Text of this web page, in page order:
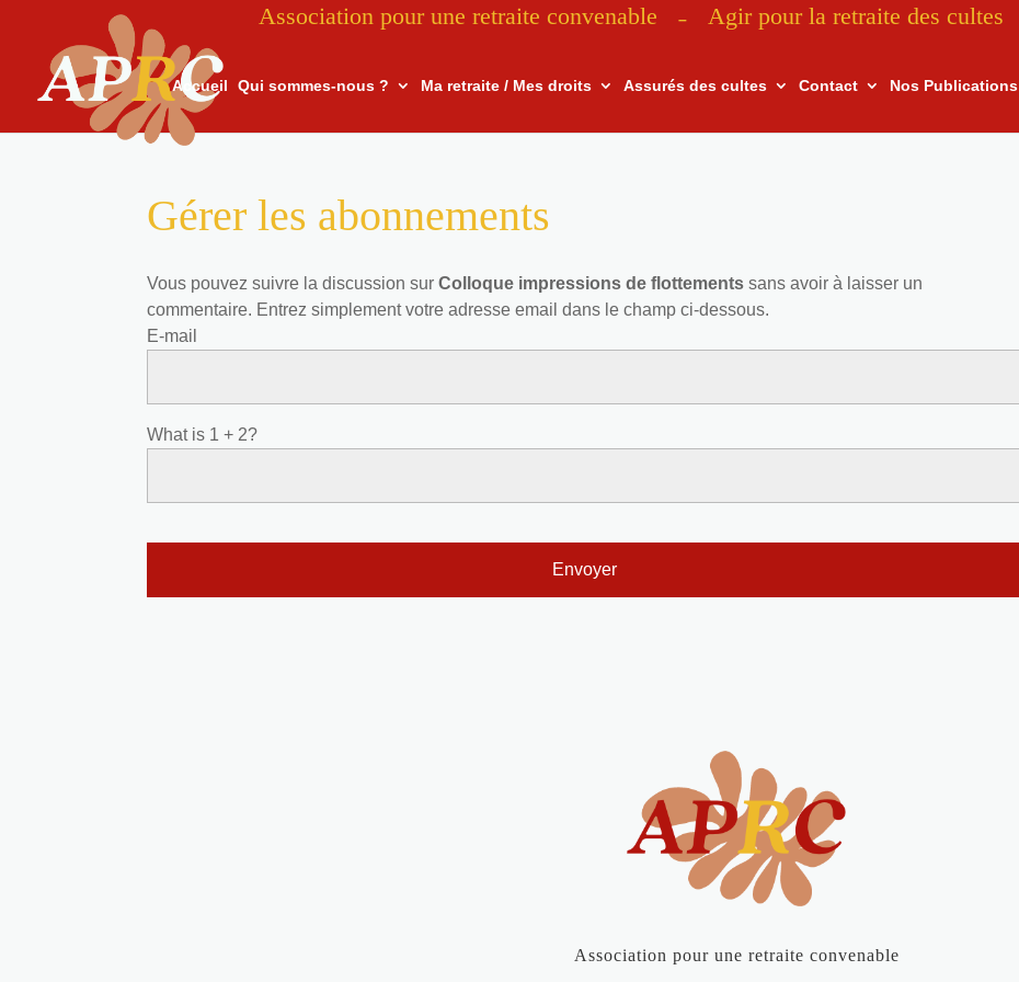
Association pour une retraite convenable – Agir pour la retraite des cultes
Accueil Qui sommes-nous ? Ma retraite / Mes droits Assurés des cultes Contact Nos Publications
Gérer les abonnements
Vous pouvez suivre la discussion surColloque impressions de flottements sans avoir à laisser un
commentaire. Entrez simplement votre adresse email dans le champ ci-dessous.
E-mail
What is 1 + 2?
Association pour une retraite convenable